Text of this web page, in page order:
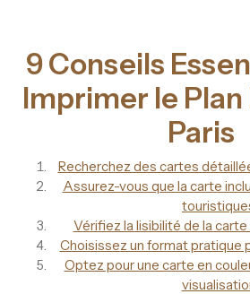
9 Conseils
Imprimer le
Paris
Recherchez des cartes
Assurez-vous que la carte
Vérifiez la lisibilité de la carte
Choisissez un format pratique
Optez pour une carte en